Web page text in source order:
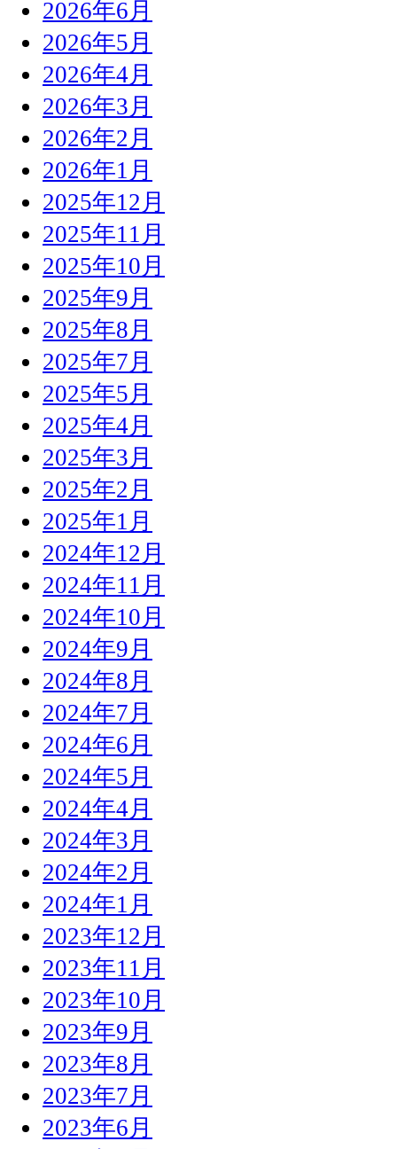
2026年6月
2026年5月
2026年4月
2026年3月
2026年2月
2026年1月
2025年12月
2025年11月
2025年10月
2025年9月
2025年8月
2025年7月
2025年5月
2025年4月
2025年3月
2025年2月
2025年1月
2024年12月
2024年11月
2024年10月
2024年9月
2024年8月
2024年7月
2024年6月
2024年5月
2024年4月
2024年3月
2024年2月
2024年1月
2023年12月
2023年11月
2023年10月
2023年9月
2023年8月
2023年7月
2023年6月